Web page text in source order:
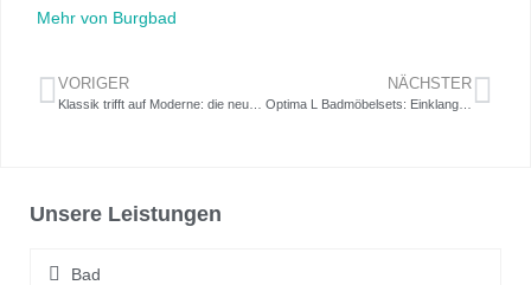
Mehr von Burgbad
VORIGER NÄCHSTER
Optima L Badmöbelsets: Einklang von Form und Funktion
Unsere Leistungen
Bad